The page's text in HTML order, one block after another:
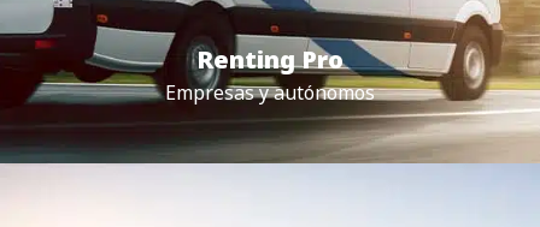
Renting Pro
Empresas y autónomos